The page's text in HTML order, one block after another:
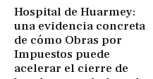
Hospital de Huarmey:
una evidencia concreta
de cómo Obras por
Impuestos puede
acelerar el cierre de